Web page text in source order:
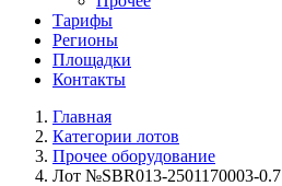
Тарифы
Регионы
Площадки
Контакты
Главная
Категории лотов
Прочее оборудование
Лот №SBR013-2501170003-0.7